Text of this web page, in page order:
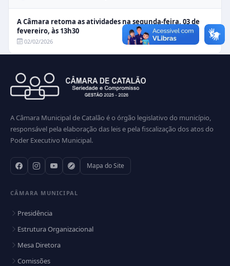
A Câmara retoma as atividades na segunda-feira, 03 de
fevereiro, às 13h30
02/02/2026
A Câmara Municipal de Catalão é o órgão legislativo do município,
responsável pela elaboração das leis e pela fiscalização dos atos do
Poder Executivo Municipal.
Mapa do Site
CÂMARA MUNICIPAL
Presidência
Estrutura Organizacional
Mesa Diretora
Comissões